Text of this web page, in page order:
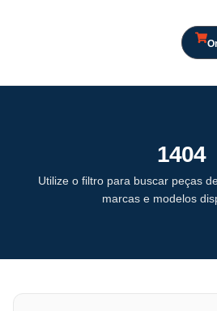
1404
Utilize o filtro para buscar peças
marcas e modelos